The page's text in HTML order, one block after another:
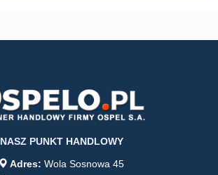
NASZ PUNKT HANDLOWY
Adres: Wola Sosnowa 45